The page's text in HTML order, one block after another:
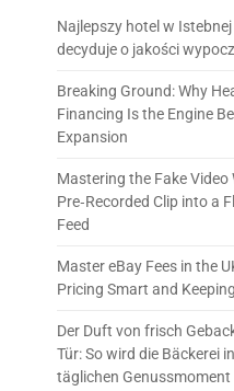
Najlepszy hotel w
decyduje o jakości
Breaking Ground: Why
Financing Is the Engine
Expansion
Mastering the Fake Video
Pre‑Recorded Clip into a
Feed
Master eBay Fees in the
Pricing Smart and
Der Duft von frisch
Tür: So wird die Bäckerei
täglichen Genussmoment